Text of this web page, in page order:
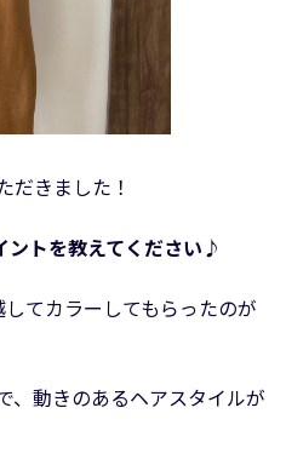
きました！
ントを教えてください♪
てカラーしてもらったのが
、動きのあるヘアスタイルが